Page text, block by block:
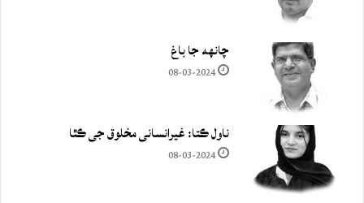
چانهه جا باغ
08-03-2024
ناول ڪتا: غيرانساني مخلوق جي ڪٿا
08-03-2024